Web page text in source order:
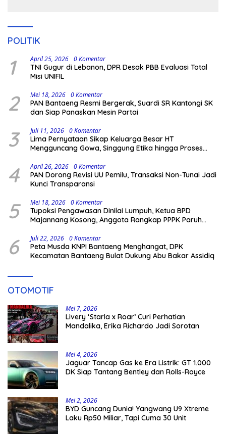
POLITIK
1 April 25, 2026 0 Komentar
TNI Gugur di Lebanon, DPR Desak PBB Evaluasi Total
Misi UNIFIL
2 Mei 18, 2026 0 Komentar
PAN Bantaeng Resmi Bergerak, Suardi SR Kantongi SK
dan Siap Panaskan Mesin Partai
3 Juli 11, 2026 0 Komentar
Lima Pernyataan Sikap Keluarga Besar HT
Mengguncang Gowa, Singgung Etika hingga Proses
4 April 26, 2026 0 Komentar
PAN Dorong Revisi UU Pemilu, Transaksi Non-Tunai Jadi
Kunci Transparansi
5 Mei 18, 2026 0 Komentar
Tupoksi Pengawasan Dinilai Lumpuh, Ketua BPD
Majannang Kosong, Anggota Rangkap PPPK Paruh
6 Juli 22, 2026 0 Komentar
Peta Musda KNPI Bantaeng Menghangat, DPK
Kecamatan Bantaeng Bulat Dukung Abu Bakar Assidiq
OTOMOTIF
Mei 7, 2026
Livery ‘Starla x Roar’ Curi Perhatian
Mandalika, Erika Richardo Jadi Sorotan
Mei 4, 2026
Jaguar Tancap Gas ke Era Listrik: GT 1.000
DK Siap Tantang Bentley dan Rolls-Royce
Mei 2, 2026
BYD Guncang Dunia! Yangwang U9 Xtreme
Laku Rp50 Miliar, Tapi Cuma 30 Unit